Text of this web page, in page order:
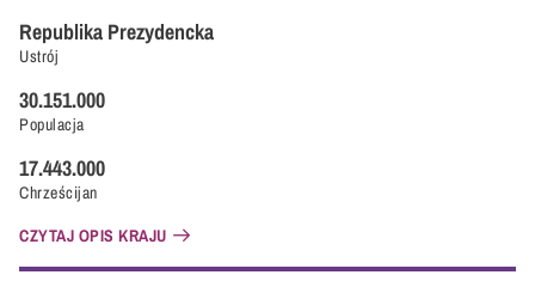
Ustrój
Republika Prezydencka
Populacja
30.151.000
Chrześcijan
17.443.000
CZYTAJ OPIS KRAJU